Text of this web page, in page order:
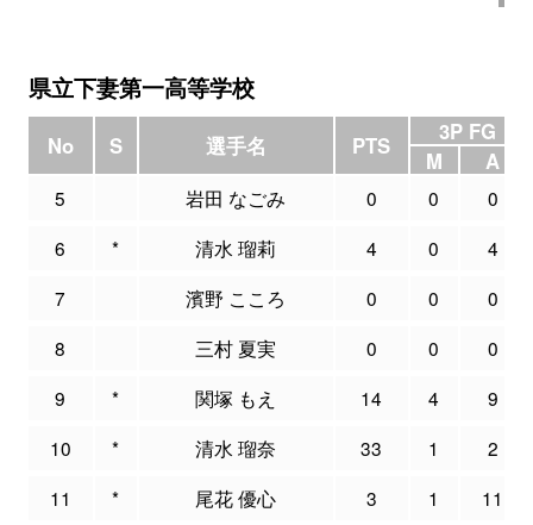
県立下妻第一高等学校
No S 選手名 PTS
3P FG
M
A
5 岩田 なごみ 0 0
0
6
* 清水 瑠莉 4 0
4
7
濱野 こころ 0 0
0
8
三村 夏実 0 0
0
9
* 関塚 もえ 14 4
9
10
* 清水 瑠奈 33 1
2
11
* 尾花 優心 3 1 11